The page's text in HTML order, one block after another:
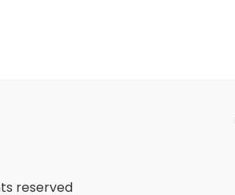
reserved.